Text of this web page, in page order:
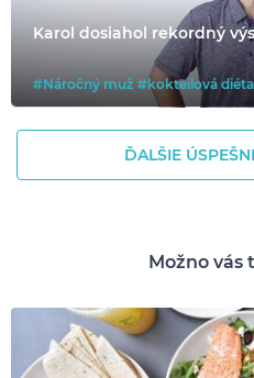
Karol dosiahol rekordný
#Náročný muž #kokteilová
ĎALŠIE
Možno vás